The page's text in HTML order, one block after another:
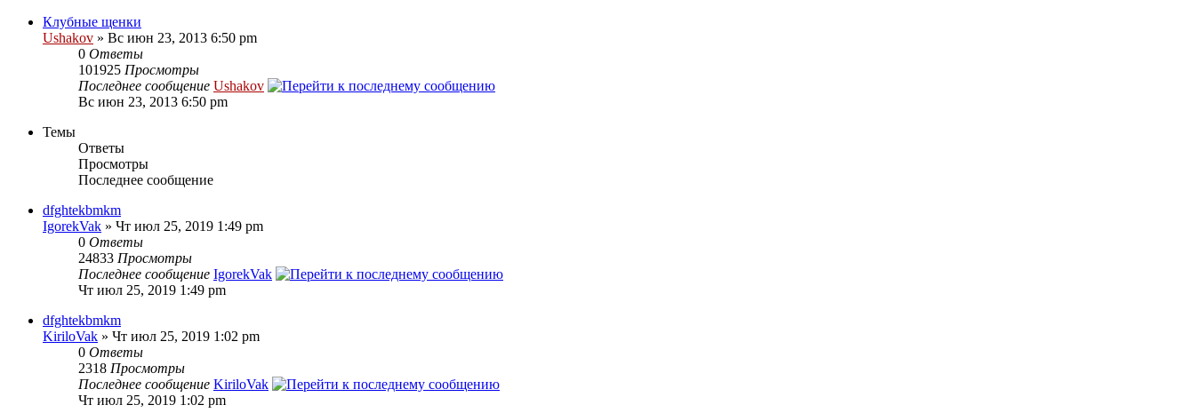
Клубные щенки
Ushakov » Вс июн 23, 2013 6:50 pm
0 Ответы
101925 Просмотры
Последнее сообщение Ushakov
Вс июн 23, 2013 6:50 pm
Темы
Ответы
Просмотры
Последнее сообщение
dfghtekbmkm
IgorekVak » Чт июл 25, 2019 1:49 pm
0 Ответы
24833 Просмотры
Последнее сообщение IgorekVak
Чт июл 25, 2019 1:49 pm
dfghtekbmkm
KiriloVak » Чт июл 25, 2019 1:02 pm
0 Ответы
2318 Просмотры
Последнее сообщение KiriloVak
Чт июл 25, 2019 1:02 pm